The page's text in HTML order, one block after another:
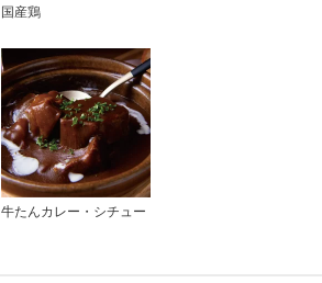
国産鶏
牛たんカレー・シチュー